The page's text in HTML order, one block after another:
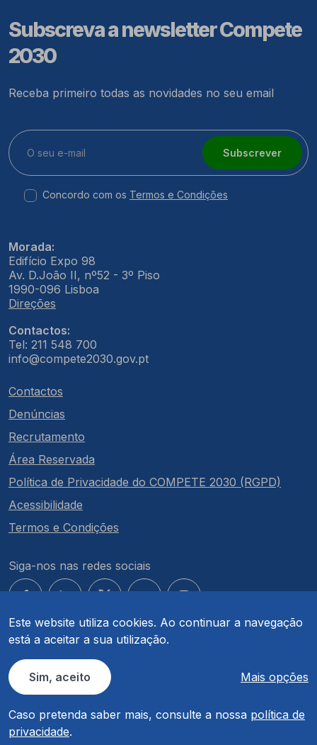
Este website utiliza cookies. Ao continuar a navegação
está a aceitar a sua utilização.
Sim, aceito Mais opções
Caso pretenda saber mais, consulte a nossa política de
privacidade.
Subscreva a newsletter Compete
2030
Receba primeiro todas as novidades no seu email
Subscrever
Concordo com os Termos e Condições
Morada:
Edifício Expo 98
Av. D.João II, nº52 - 3º Piso
1990-096 Lisboa
Direções
Contactos:
Tel: 211 548 700
info@compete2030.gov.pt
Contactos
Denúncias
Recrutamento
Área Reservada
Política de Privacidade do COMPETE 2030 (RGPD)
Acessibilidade
Termos e Condições
Siga-nos nas redes sociais
© COMPETE 2030. Todos os direitos reservados.